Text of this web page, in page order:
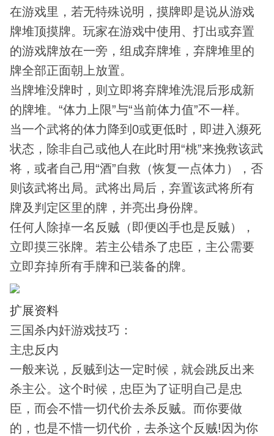
在游戏里，若无特殊说明，摸牌即是说从游戏
牌堆顶摸牌。玩家在游戏中使用、打出或弃置
的游戏牌放在一旁，组成弃牌堆，弃牌堆里的
牌全部正面朝上放置。
当牌堆没牌时，则立即将弃牌堆洗混后形成新
的牌堆。“体力上限”与“当前体力值”不一样。
当一个武将的体力降到0或更低时，即进入濒死
状态，除非自己或他人在此时用“桃”来挽救该武
将，或者自己用“酒”自救（恢复一点体力），否
则该武将出局。武将出局后，弃置该武将所有
牌及判定区里的牌，并亮出身份牌。
任何人除掉一名反贼（即便凶手也是反贼），
立即摸三张牌。若主公错杀了忠臣，主公需要
立即弃掉所有手牌和已装备的牌。
扩展资料
三国杀内奸游戏技巧：
主忠反内
一般来说，反贼到达一定时候，就会跳反出来
杀主公。这个时候，忠臣为了证明自己是忠
臣，而会不惜一切代价去杀反贼。而你要做
的，也是不惜一切代价，去杀这个反贼!因为你